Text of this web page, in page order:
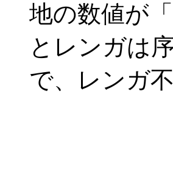
地の数値が
とレンガは
で、レンガ